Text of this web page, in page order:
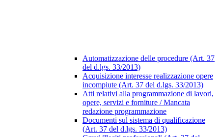
Automatizzazione delle procedure (Art. 37
del d.lgs. 33/2013)
Acquisizione interesse realizzazione opere
incompiute (Art. 37 del d.lgs. 33/2013)
Atti relativi alla programmazione di lavori,
opere, servizi e forniture / Mancata
redazione programmazione
Documenti sul sistema di qualificazione
(Art. 37 del d.lgs. 33/2013)